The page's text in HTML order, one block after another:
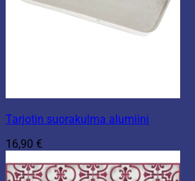
Tarjotin suorakulma alumiini
16,90 €